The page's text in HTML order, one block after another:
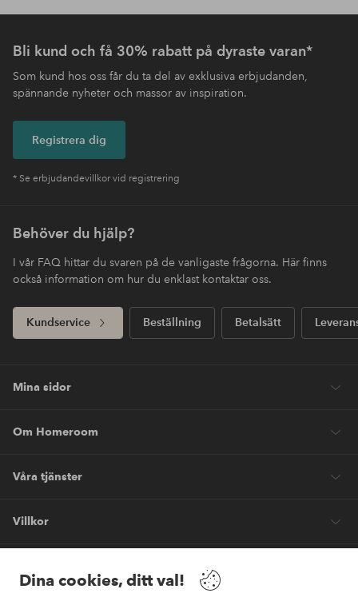
Dina cookies, ditt val!
Bli kund och få 30% rabatt på dyraste varan*
Som kund hos oss får du ta del av exklusiva erbjudanden,
spännande nyheter och massor av inspiration.
Registrera dig
* Se erbjudandevillkor vid registrering
Behöver du hjälp?
I vår FAQ hittar du svaren på de vanligaste frågorna. Här finns
också information om hur du enklast kontaktar oss.
Kundservice Beställning Betalsätt
Mina sidor
Om Homeroom
Våra tjänster
Villkor